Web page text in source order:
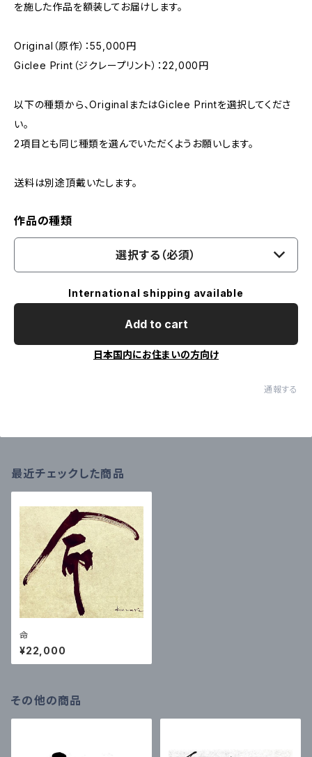
を施した作品を額装してお届けします。
Original（原作）：55,000円
Giclee Print（ジクレープリント）：22,000円
以下の種類から、OriginalまたはGiclee Printを選択してくださ
い。
2項目とも同じ種類を選んでいただくようお願いします。
送料は別途頂戴いたします。
作品の種類
選択する（必須）
International shipping available
Add to cart
日本国内にお住まいの方向け
通報する
最近チェックした商品
命
¥22,000
その他の商品